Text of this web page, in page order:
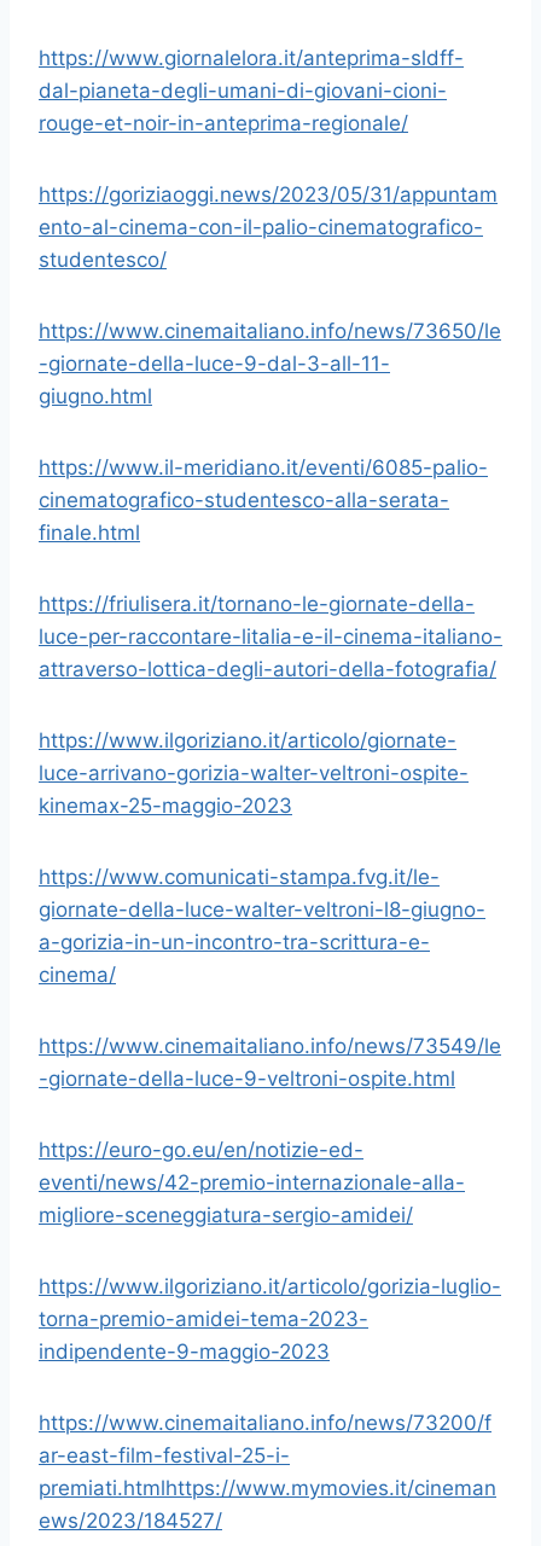
https://www.giornalelora.it/anteprima-sldff-
dal-pianeta-degli-umani-di-giovani-cioni-
rouge-et-noir-in-anteprima-regionale/
https://goriziaoggi.news/2023/05/31/appuntam
ento-al-cinema-con-il-palio-cinematografico-
studentesco/
https://www.cinemaitaliano.info/news/73650/le
-giornate-della-luce-9-dal-3-all-11-
giugno.html
https://www.il-meridiano.it/eventi/6085-palio-
cinematografico-studentesco-alla-serata-
finale.html
https://friulisera.it/tornano-le-giornate-della-
luce-per-raccontare-litalia-e-il-cinema-italiano-
attraverso-lottica-degli-autori-della-fotografia/
https://www.ilgoriziano.it/articolo/giornate-
luce-arrivano-gorizia-walter-veltroni-ospite-
kinemax-25-maggio-2023
https://www.comunicati-stampa.fvg.it/le-
giornate-della-luce-walter-veltroni-l8-giugno-
a-gorizia-in-un-incontro-tra-scrittura-e-
cinema/
https://www.cinemaitaliano.info/news/73549/le
-giornate-della-luce-9-veltroni-ospite.html
https://euro-go.eu/en/notizie-ed-
eventi/news/42-premio-internazionale-alla-
migliore-sceneggiatura-sergio-amidei/
https://www.ilgoriziano.it/articolo/gorizia-luglio-
torna-premio-amidei-tema-2023-
indipendente-9-maggio-2023
https://www.cinemaitaliano.info/news/73200/f
ar-east-film-festival-25-i-
premiati.htmlhttps://www.mymovies.it/cineman
ews/2023/184527/